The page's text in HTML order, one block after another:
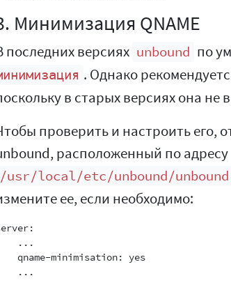
Минимизация QNAME
последних версиях unbound по
. Однако
в старых версиях она не
проверить и настроить его,
расположенный по адресу
/usr/local/etc/unbound/
ее, если необходимо:
...
qname-minimisation: yes